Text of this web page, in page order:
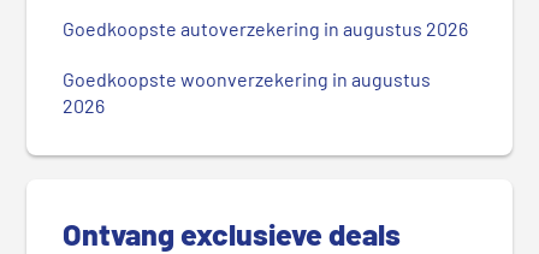
d
Goedkoopste autoverzekering in augustus 2026
Goedkoopste woonverzekering in augustus
2026
Ontvang exclusieve deals